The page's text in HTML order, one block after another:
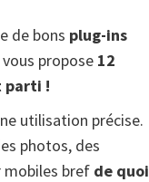
de bons plug-ins
propose 12
parti !
utilisation précise.
photos, des
mobiles bref de quoi